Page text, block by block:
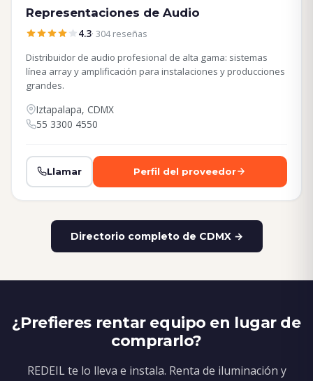
Representaciones de Audio
4.3· 304 reseñas
Distribuidor de audio profesional de alta gama: sistemas
línea array y amplificación para instalaciones y producciones
grandes.
Iztapalapa, CDMX
55 3300 4550
Llamar Perfil del proveedor
Directorio completo de CDMX →
¿Prefieres rentar equipo en lugar de
comprarlo?
REDEIL te lo lleva e instala. Renta de iluminación y